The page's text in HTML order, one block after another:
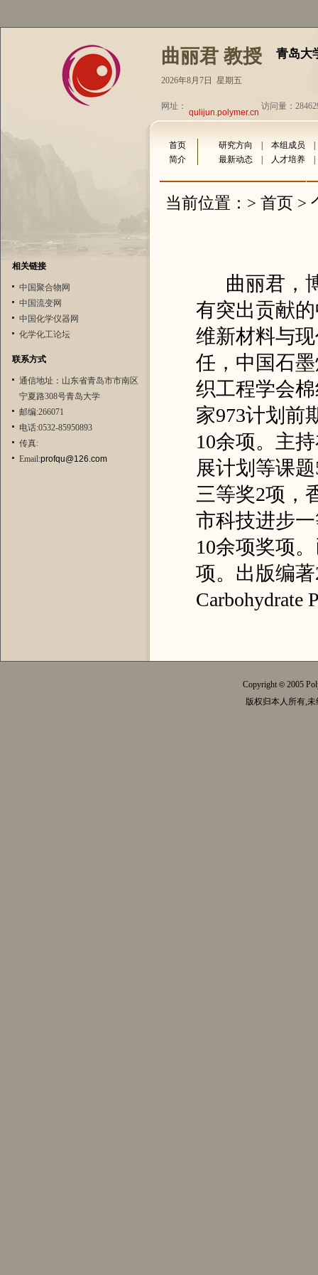
曲丽君 教授 青岛大
2026年8月7日 星期五
网址： qulijun.polymer.cn 访问量：
相关链接
中国聚合物网
中国流变网
中国化学仪器网
化学化工论坛
联系方式
通信地址：山东省青岛市市南区
宁夏路308号青岛大学
邮编:266071
电话:0532-85950893
传真:
Email:profqu@126.com
首页 研究方向 本组成员
简介
最新动态 人才培养
当前位置：> 首页 >
曲丽君，博
有突出贡献
维新材料与
任，中国石
织工程学会
家973计划前
10余项。主
展计划等课
三等奖2项，
市科技进步
10余项奖项
项。出版编
Carbohydrate
Copyright© 2005
版权归本人所有,